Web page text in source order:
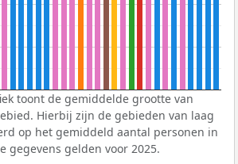
toont de gemiddelde grootte van
Hierbij zijn de gebieden van laag
op het gemiddeld aantal personen in
gegevens gelden voor 2025.